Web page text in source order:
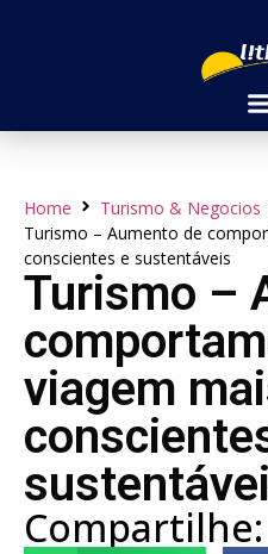
Home
Turismo & Negocios
Turismo – Aumento de
conscientes e sustentáveis
Turismo –
viagem
Compartilhe: